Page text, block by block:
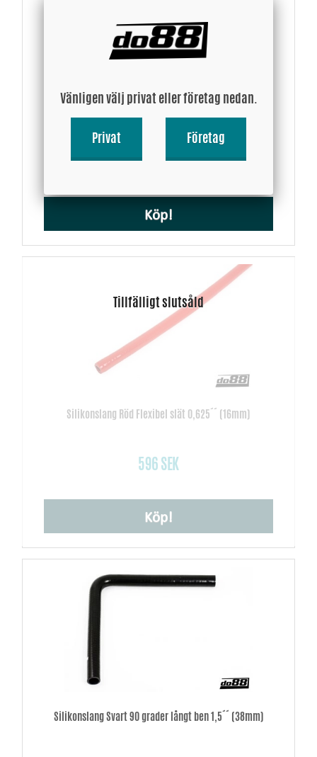
264 SEK
Köp!
Silikonslang Röd Flexibel slät 0,625´´ (16mm)
596 SEK
Köp!
Silikonslang Svart 90 grader långt ben 1,5´´ (38mm)
Vänligen välj privat eller företag nedan.
Privat Företag